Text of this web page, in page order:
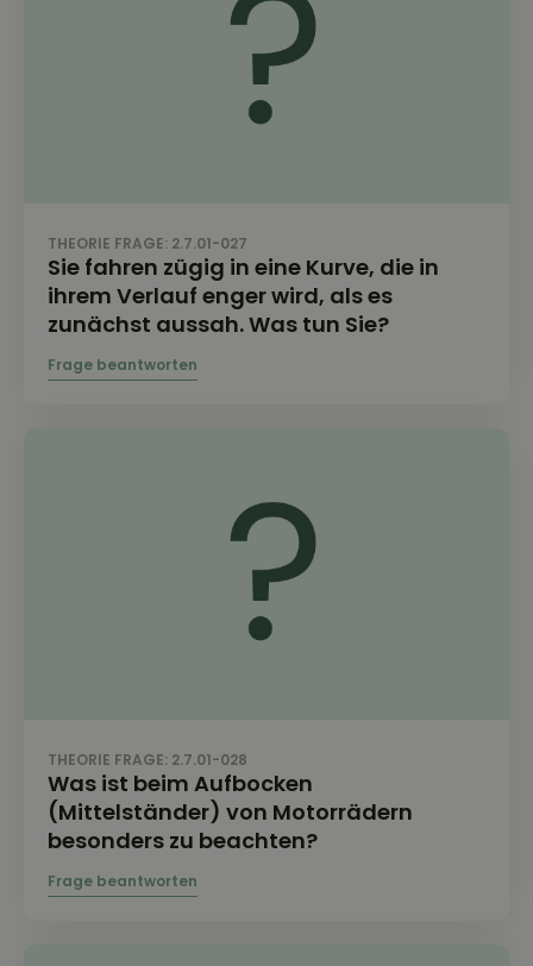
THEORIE FRAGE: 2.7.01-027
Sie fahren zügig in eine Kurve, die in
ihrem Verlauf enger wird, als es
zunächst aussah. Was tun Sie?
THEORIE FRAGE: 2.7.01-028
Was ist beim Aufbocken
(Mittelständer) von Motorrädern
besonders zu beachten?